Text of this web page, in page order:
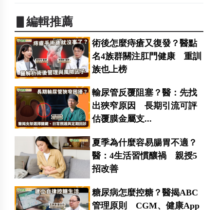
▋編輯推薦
術後怎麼痔瘡又復發？醫點
名4族群關注肛門健康 重訓
族也上榜
輸尿管反覆阻塞？醫：先找
出狹窄原因 長期引流可評
估覆膜金屬支...
夏季為什麼容易腸胃不適？
醫：4生活習慣釀禍 親授5
招改善
糖尿病怎麼控糖？醫揭ABC
管理原則 CGM、健康App